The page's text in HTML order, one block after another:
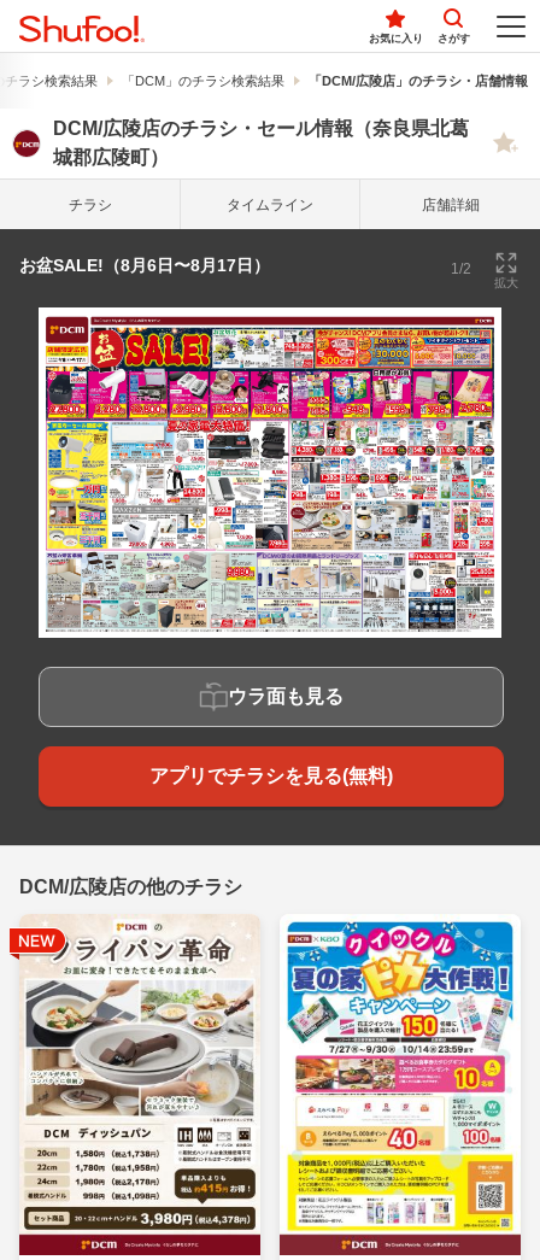
お気に入り さがす
チラシ検索結果 「DCM」のチラシ検索結果 「DCM/広陵店」のチラシ・店舗情報
DCM/広陵店のチラシ・セール情報（奈良県北葛
城郡広陵町）
チラシ タイム ライン 店舗詳細
お盆SALE!（8月6日〜8月17日） 1/2
拡大
ウラ面も見る
アプリでチラシを見る(無料)
DCM/広陵店の他のチラシ